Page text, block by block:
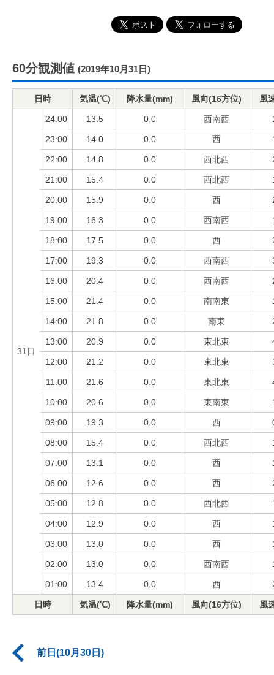
60分観測値 (2019年10月31日)
日時 気温(℃) 降水量(mm) 風向(16方位) 風
31日
24:00 13.5 0.0 西南西
23:00 14.0 0.0 西
22:00 14.8 0.0 西北西
21:00 15.4 0.0 西北西
20:00 15.9 0.0 西
19:00 16.3 0.0 西南西
18:00 17.5 0.0 西
17:00 19.3 0.0 西南西
16:00 20.4 0.0 西南西
15:00 21.4 0.0 南南東
14:00 21.8 0.0 南東
13:00 20.9 0.0 東北東
12:00 21.2 0.0 東北東
11:00 21.6 0.0 東北東
10:00 20.6 0.0 東南東
09:00 19.3 0.0 西
08:00 15.4 0.0 西北西
07:00 13.1 0.0 西
06:00 12.6 0.0 西
05:00 12.8 0.0 西北西
04:00 12.9 0.0 西
03:00 13.0 0.0 西
02:00 13.0 0.0 西南西
01:00 13.4 0.0 西
日時 気温(℃) 降水量(mm) 風向(16方位) 風
前日(10月30日)